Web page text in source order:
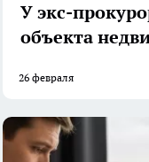
У экс-
объекта
26 февраля